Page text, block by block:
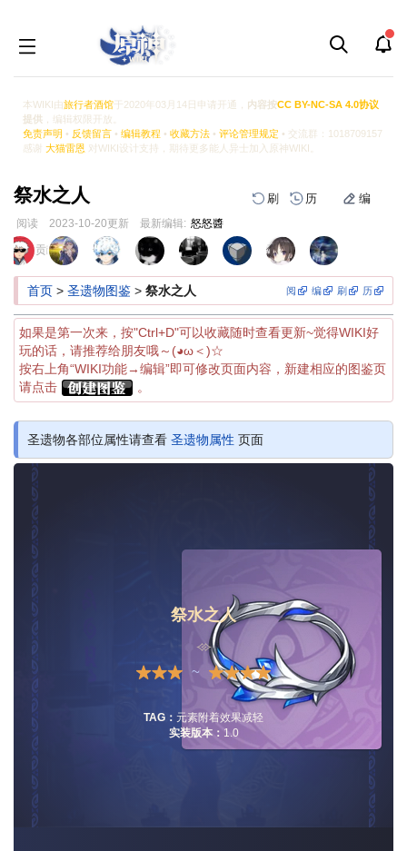
本WIKI由旅行者酒馆于2020年03月14日申请开通， 内容按CC BY-NC-SA 4.0协议
提供 ，编辑权限开放。
免责声明 • 反馈留言 • 编辑教程 • 收藏方法 • 评论管理规定 • 交流群：1018709157
感谢 大猫雷恩 对WIKI设计支持，期待更多能人异士加入原神WIKI。
祭水之人 刷 历 编
阅读 2023-10-20更新 最新编辑: 怒怒醬
跳
到
导
跳
到
搜
页面贡献者 :
阅 编 刷 历
首页 > 圣遗物图鉴 > 祭水之人
如果是第一次来，按"Ctrl+D"可以收藏随时查看更新~觉得WIKI好
玩的话，请推荐给朋友哦～(◕ω＜)☆
按右上角“WIKI功能→编辑”即可修改页面内容，新建相应的图鉴页
请点击
。
圣遗物各部位属性请查看 圣遗物属性 页面
祭水之人
~
TAG： 元素附着效果减轻
实装版本： 1.0